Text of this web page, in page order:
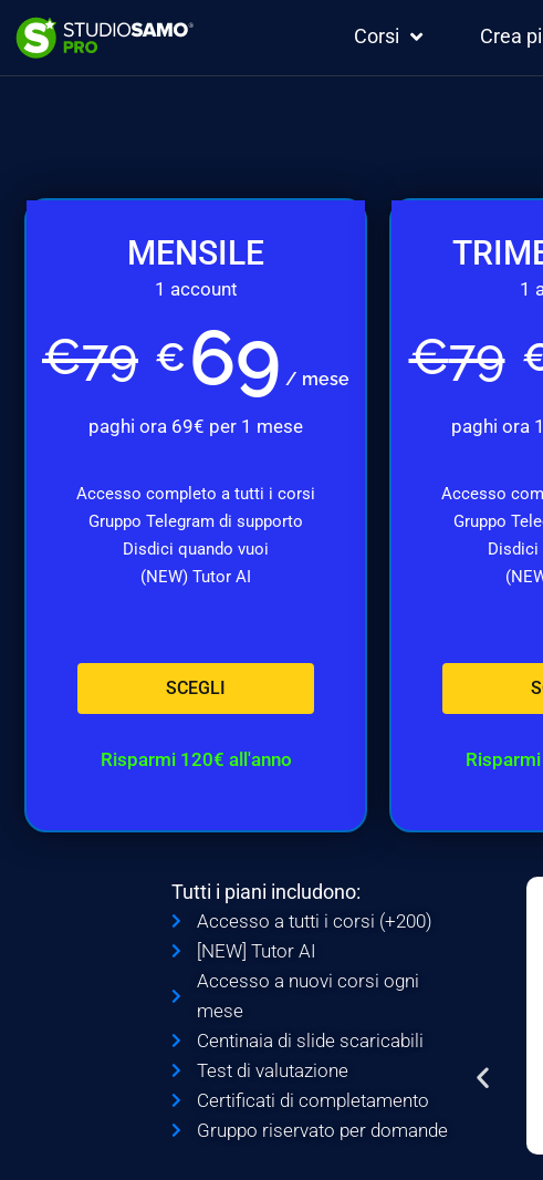
Corsi Crea
MENSILE
1 account
€79 €69 / mese
paghi ora 69€ per 1 mese
Accesso completo a tutti i corsi
Gruppo Telegram di supporto
Disdici quando vuoi
(NEW) Tutor AI
SCEGLI
Risparmi 120€ all'anno
1
€79
paghi ora
Accesso
Gruppo
Disdici
Tutti i piani includono:
Accesso a tutti i corsi (+200)
[NEW] Tutor AI
Accesso a nuovi corsi ogni
mese
Centinaia di slide scaricabili
Test di valutazione
Certificati di completamento
Gruppo riservato per domande